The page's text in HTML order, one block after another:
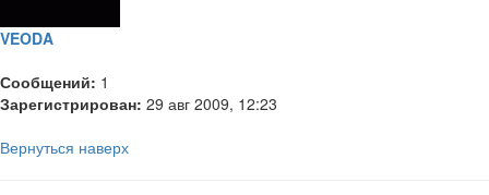
VEODA
Сообщений: 1
Зарегистрирован: 29 авг 2009, 12:23
Вернуться наверх